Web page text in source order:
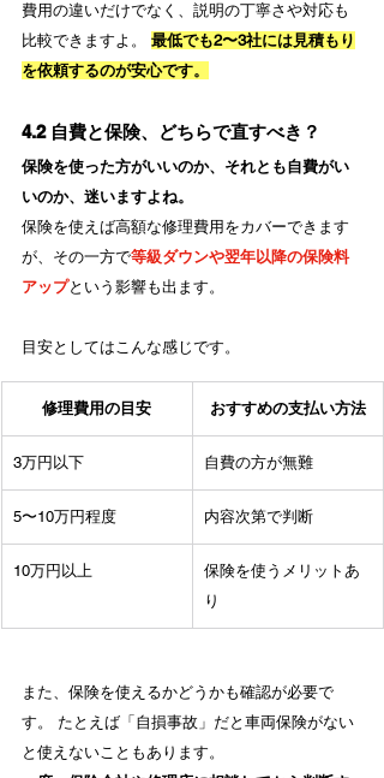
費用の違いだけでなく、説明の丁寧さや対応も
比較できますよ。 最低でも2〜3社には見積もり
を依頼するのが安心です。
4.2 自費と保険、どちらで直すべき？
保険を使った方がいいのか、それとも自費がい
いのか、迷いますよね。
保険を使えば高額な修理費用をカバーできます
が、その一方で等級ダウンや翌年以降の保険料
アップという影響も出ます。
目安としてはこんな感じです。
修理費用の目安 おすすめの支払い方法
3万円以下 自費の方が無難
5〜10万円程度 内容次第で判断
10万円以上
保険を使うメリットあ
り
また、保険を使えるかどうかも確認が必要で
す。 たとえば「自損事故」だと車両保険がない
と使えないこともあります。